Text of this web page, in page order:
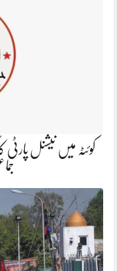
کوئٹہ میں نیشنل